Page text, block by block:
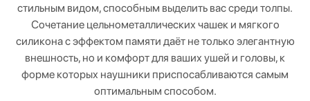
стильным видом, способным выделить вас среди толпы.
Сочетание цельнометаллических чашек и мягкого
силикона с эффектом памяти даёт не только элегантную
внешность, но и комфорт для ваших ушей и головы, к
форме которых наушники приспосабливаются самым
оптимальным способом.